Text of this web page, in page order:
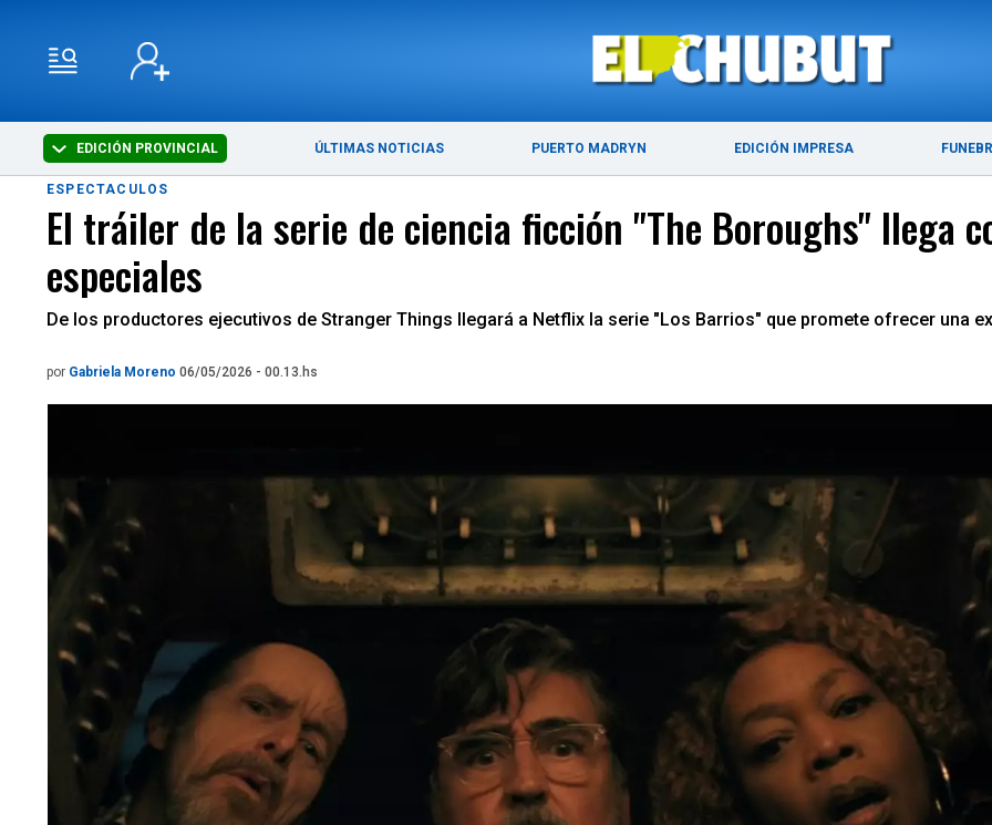
EDICIÓN PROVINCIAL ÚLTIMAS NOTICIAS PUERTO MADRYN EDICIÓN IMPRESA
ÚLTIMAS NOTICIAS PUERTO MADRYN
ESPECTACULOS
El tráiler de la serie de ciencia ficción "The Boroughs" llega
especiales
De los productores ejecutivos de Stranger Things llegará a Netflix la serie "Los Barrios" que promete ofrecer una
por Gabriela Moreno 06/05/2026 - 00.13.hs